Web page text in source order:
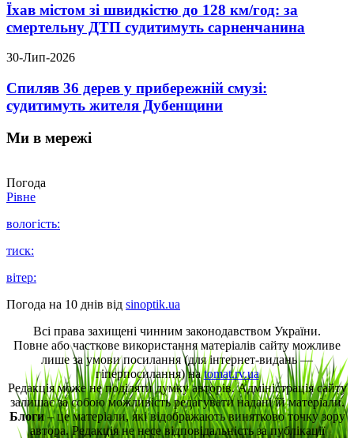
Їхав містом зі швидкістю до 128 км/год: за
смертельну ДТП судитимуть сарненчанина
30-Лип-2026
Спиляв 36 дерев у прибережній смузі:
судитимуть жителя Дубенщини
Ми в мережі
Погода
Рівне
вологість:
тиск:
вітер:
Погода на 10 днів від sinoptik.ua
Всі права захищені чинним законодавством України.
Повне або часткове використання матеріалів сайту можливе
лише за умови посилання (для інтернет-видань —
гіперпосилання) наtomat.rv.ua
Редакція може не поділяти думку авторів. Адміністрація сайту
залишає за собою можливість редагувати надані їй матеріали.
Блоги– це матеріали, які відображають винятково точку зору
автора. Редакція не несе відповідальність за публікації